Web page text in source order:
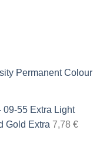
Permanent Colour
09-55 Extra Light
Gold Extra 7,78 €